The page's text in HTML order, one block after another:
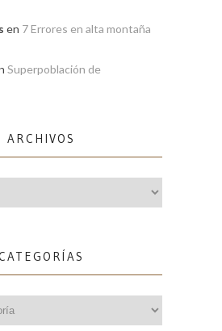
en 7 Errores en alta montaña
Superpoblación de
ARCHIVOS